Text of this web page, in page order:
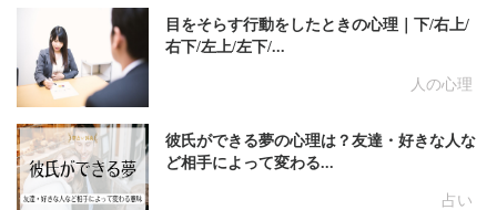
人の心理
目をそらす行動をしたときの心理｜下/右上/
右下/左上/左下/...
占い
彼氏ができる夢の心理は？友達・好きな人な
ど相手によって変わる...